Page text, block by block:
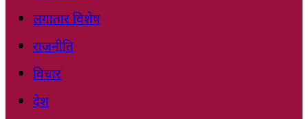
लगातार विशेष
राजनीति
विचार
देश